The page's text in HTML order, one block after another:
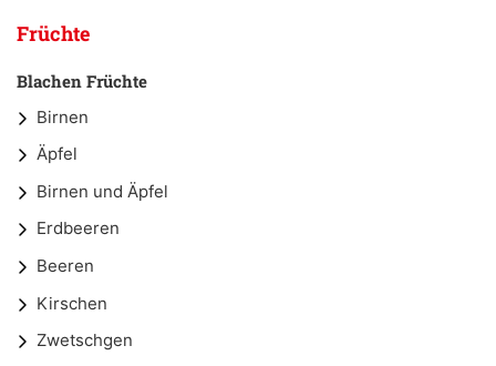
Früchte
Blachen Früchte
Birnen
Äpfel
Birnen und Äpfel
Erdbeeren
Beeren
Kirschen
Zwetschgen